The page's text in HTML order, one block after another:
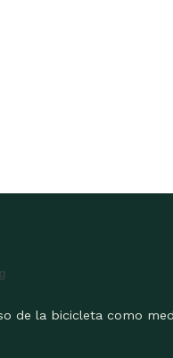
de la bicicleta como